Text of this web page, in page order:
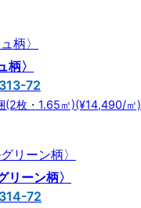
柄〉
72
枚・1.65㎡)(¥14,490/㎡)
リーン柄〉
72